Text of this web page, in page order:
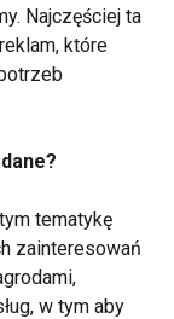
ciało na
– zabiegi
i
sylwetkę
Najczęściej ta
które
tematykę
zainteresowań
w tym aby